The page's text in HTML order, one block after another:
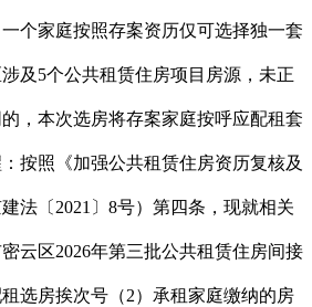
个家庭按照存案资历仅可选择独一套
及5个公共租赁住房项目房源，未正
，本次选房将存案家庭按呼应配租套
按照《加强公共租赁住房资历复核及
法〔2021〕8号）第四条，现就相关
云区2026年第三批公共租赁住房间接
选房挨次号（2）承租家庭缴纳的房